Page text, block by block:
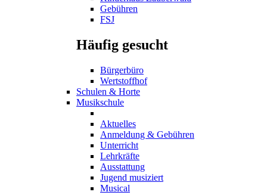
Gebühren
FSJ
Häufig gesucht
Bürgerbüro
Wertstoffhof
Schulen & Horte
Musikschule
Aktuelles
Anmeldung & Gebühren
Unterricht
Lehrkräfte
Ausstattung
Jugend musiziert
Musical